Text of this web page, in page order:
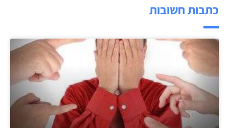
כתבות חשובות